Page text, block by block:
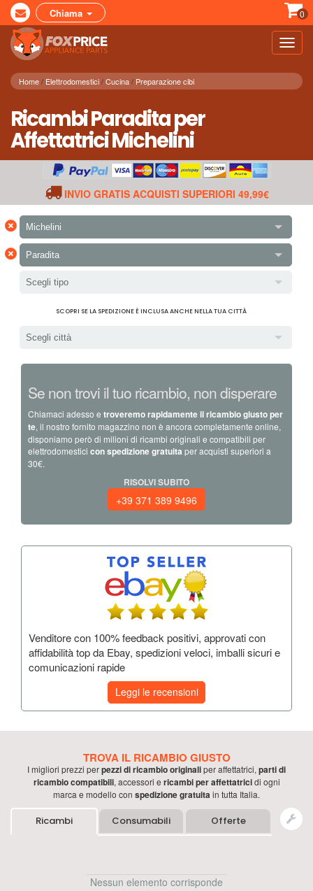
Chiama 0
Home Elettrodomestici Cucina Preparazione cibi
Ricambi Paradita per
Affettatrici Michelini
INVIO GRATIS ACQUISTI SUPERIORI 49,99€
× Michelini
× Paradita
Scegli tipo
SCOPRI SE LA SPEDIZIONE È INCLUSA ANCHE NELLA TUA CITTÀ
Scegli città
Se non trovi il tuo ricambio, non disperare
Chiamaci adesso e troveremo rapidamente il ricambio giusto per
te, il nostro fornito magazzino non è ancora completamente online,
disponiamo però di milioni di ricambi originali e compatibili per
elettrodomestici con spedizione gratuita per acquisti superiori a
30€.
RISOLVI SUBITO
+39 371 389 9496
Venditore con 100% feedback positivi, approvati con
affidabilità top da Ebay, spedizioni veloci, imballi sicuri e
comunicazioni rapide
Leggi le recensioni
TROVA IL RICAMBIO GIUSTO
I migliori prezzi perpezzi di ricambio originaliperaffettatrici, parti di
ricambio compatibili, accessori e ricambi peraffettatricidi ogni
marca e modello con spedizione gratuitain tutta Italia.
Ricambi Consumabili Offerte
Nessun elemento corrisponde